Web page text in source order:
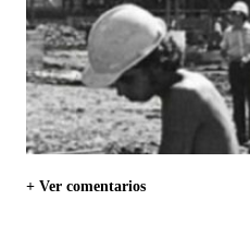
+ Ver comentarios